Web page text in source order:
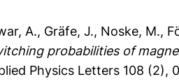
A., Gräfe, J., Noske, M.,
probabilities of
Physics Letters 108 (2),